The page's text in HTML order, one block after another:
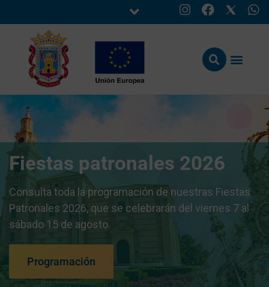
Fiestas patronales 2026
Consulta toda la programación de nuestras Fiestas
Patronales 2026, que se celebrarán del viernes 7 al
sábado 15 de agosto.
Programación